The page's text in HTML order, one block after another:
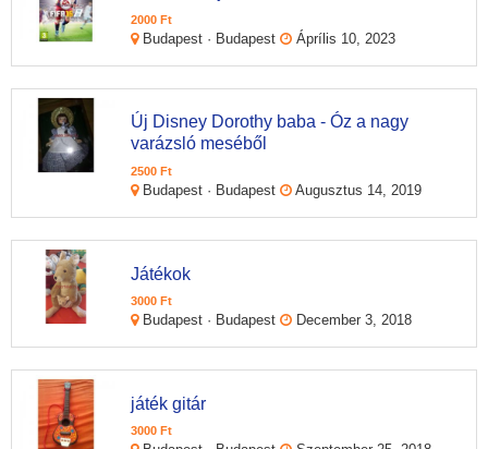
2000 Ft
Budapest · Budapest Áprílis 10, 2023
Új Disney Dorothy baba - Óz a nagy
varázsló meséből
2500 Ft
Budapest · Budapest Augusztus 14, 2019
Játékok
3000 Ft
Budapest · Budapest December 3, 2018
játék gitár
3000 Ft